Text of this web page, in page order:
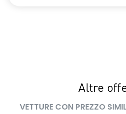
Altre
VETTURE CON PREZZO